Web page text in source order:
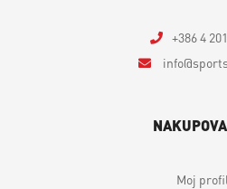
+386 4
info
Moj profil